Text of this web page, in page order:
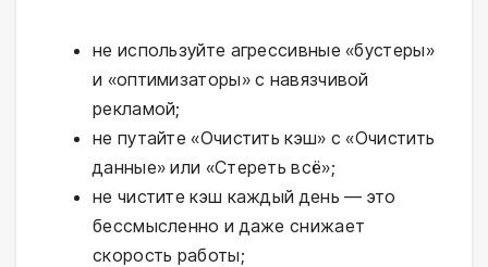
не используйте агрессивные «бустеры»
и «оптимизаторы» с навязчивой
рекламой;
не путайте «Очистить кэш» с «Очистить
данные» или «Стереть всё»;
не чистите кэш каждый день — это
бессмысленно и даже снижает
скорость работы;